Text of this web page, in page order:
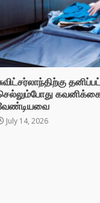
July 14, 2026